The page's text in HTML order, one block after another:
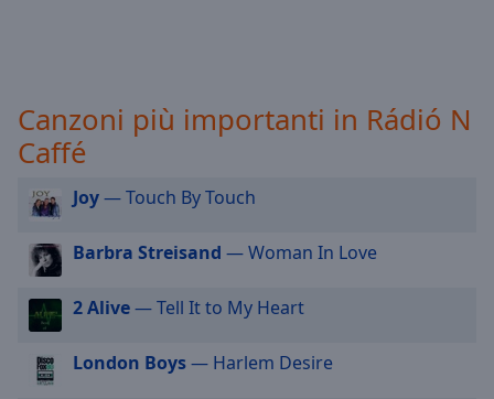
dialog
subtitles
off
selected
Track
in-
Picture
Canzoni più importanti in Rádió N
Caffé
Joy— Touch By Touch
Barbra Streisand — Woman In Love
2 Alive— Tell It to My Heart
London Boys— Harlem Desire